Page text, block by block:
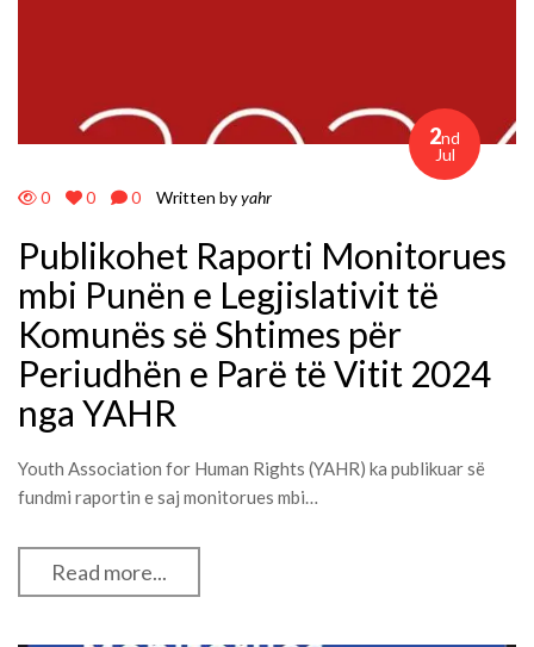
2nd
Jul
0 0 0 Written byyahr
Publikohet Raporti Monitorues
mbi Punën e Legjislativit të
Komunës së Shtimes për
Periudhën e Parë të Vitit 2024
nga YAHR
Youth Association for Human Rights (YAHR) ka publikuar së
fundmi raportin e saj monitorues mbi…
Read more...